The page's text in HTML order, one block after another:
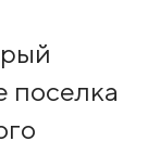
поселка